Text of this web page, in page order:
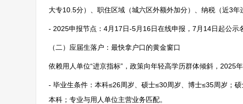
大专10.5分）、职住区域（城六区外额外加分）、纳税（近3
- 2025申报节点：4月17日-5月16日在线申报，7月14日起公示
（二）应届生落户：最快拿户口的黄金窗口
依赖用人单位“进京指标”，政策向年轻高学历群体倾斜，2025年
- 毕业生条件：本科≤26周岁、硕士≤30周岁、博士≤35周岁；
本科；专业与用人单位主营业务匹配。